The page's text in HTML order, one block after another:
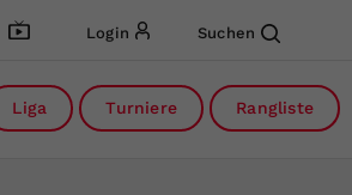
Login Suchen
Liga Turniere Rangliste